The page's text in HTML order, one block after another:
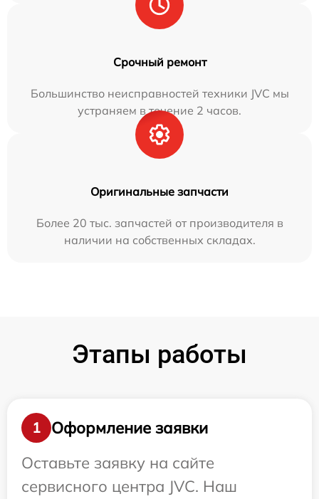
Срочный ремонт
Большинство неисправностей техники JVC мы
устраняем в течение 2 часов.
Оригинальные запчасти
Более 20 тыс. запчастей от производителя в
наличии на собственных складах.
Этапы работы
1
Оформление заявки
Оставьте заявку на сайте
сервисного центра JVC. Наш